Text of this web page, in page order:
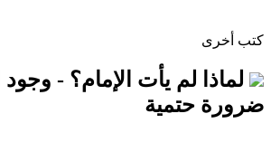
يأت الإمام؟ - وجود الإمام